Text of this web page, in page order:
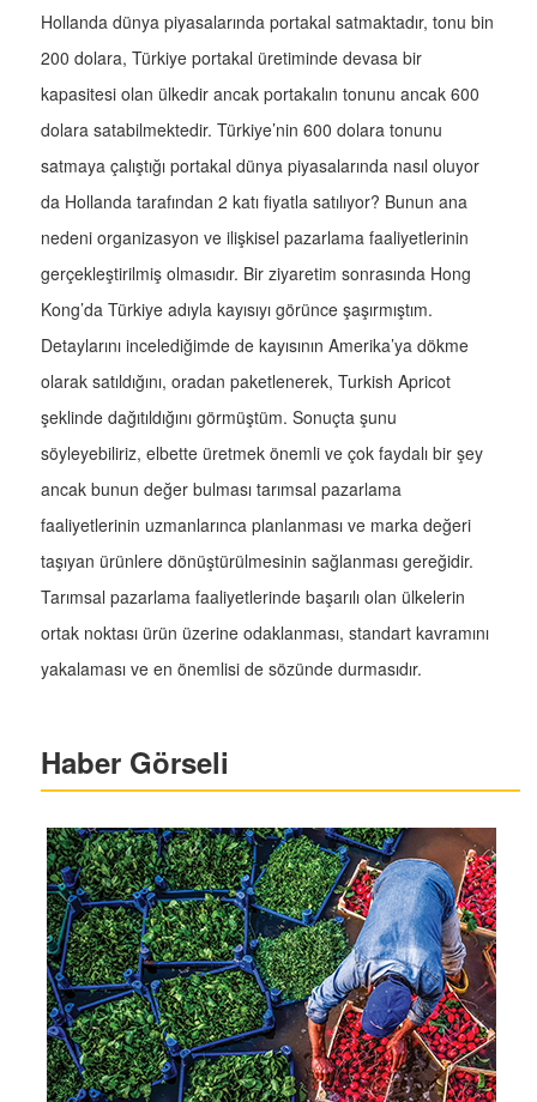
Hollanda dünya piyasalarında portakal satmaktadır, tonu bin
200 dolara, Türkiye portakal üretiminde devasa bir
kapasitesi olan ülkedir ancak portakalın tonunu ancak 600
dolara satabilmektedir. Türkiye’nin 600 dolara tonunu
satmaya çalıştığı portakal dünya piyasalarında nasıl oluyor
da Hollanda tarafından 2 katı fiyatla satılıyor? Bunun ana
nedeni organizasyon ve ilişkisel pazarlama faaliyetlerinin
gerçekleştirilmiş olmasıdır. Bir ziyaretim sonrasında Hong
Kong’da Türkiye adıyla kayısıyı görünce şaşırmıştım.
Detaylarını incelediğimde de kayısının Amerika’ya dökme
olarak satıldığını, oradan paketlenerek, Turkish Apricot
şeklinde dağıtıldığını görmüştüm. Sonuçta şunu
söyleyebiliriz, elbette üretmek önemli ve çok faydalı bir şey
ancak bunun değer bulması tarımsal pazarlama
faaliyetlerinin uzmanlarınca planlanması ve marka değeri
taşıyan ürünlere dönüştürülmesinin sağlanması gereğidir.
Tarımsal pazarlama faaliyetlerinde başarılı olan ülkelerin
ortak noktası ürün üzerine odaklanması, standart kavramını
yakalaması ve en önemlisi de sözünde durmasıdır.
Haber Görseli